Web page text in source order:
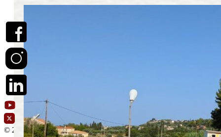
pyrranews@gmail.com, Τηλ. Επικοινωνίας: 6944503911
© 2026WEDOO